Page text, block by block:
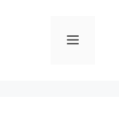
Menu